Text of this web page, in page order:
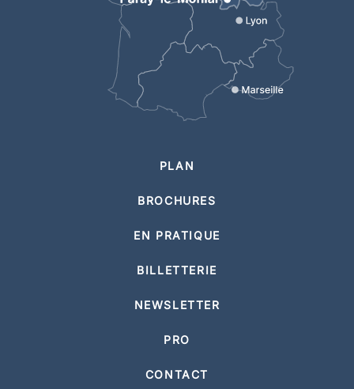
PLAN
BROCHURES
EN PRATIQUE
BILLETTERIE
NEWSLETTER
PRO
CONTACT